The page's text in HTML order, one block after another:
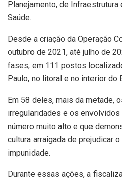
Planejamento, de
Saúde.
Desde a criação da Operação
outubro de 2021, até julho de
fases, em 111 postos
Paulo, no litoral e no interior do
Em 58 deles, mais da metade,
irregularidades e os envolvidos
número muito alto e que
cultura arraigada de prejudicar
impunidade.
Durante essas ações, a